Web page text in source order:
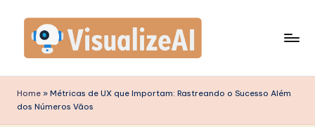
content
is
u
Home » Métricas de UX que Importam: Rastreando o Sucesso Além
dos Números Vãos